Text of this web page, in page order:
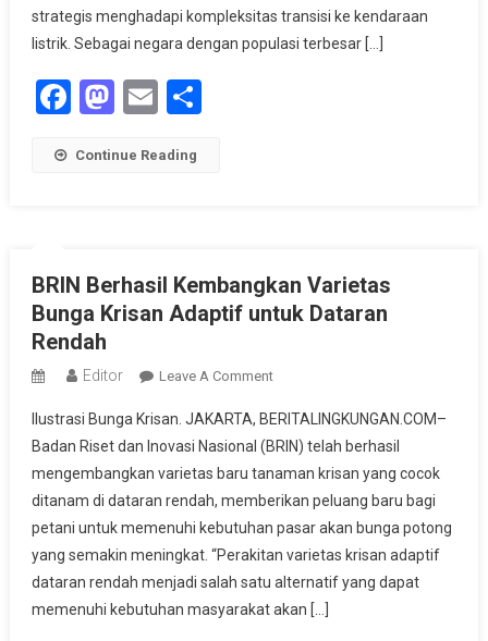
Di
Indonesia
strategis menghadapi kompleksitas transisi ke kendaraan
listrik. Sebagai negara dengan populasi terbesar […]
Facebook
Mastodon
EmailShare
Continue Reading
BRIN Berhasil Kembangkan Varietas
Bunga Krisan Adaptif untuk Dataran
Rendah
Editor Leave A CommentOn
Berhasil
Kembangkan
Varietas
Bunga
Krisan
Adaptif
Untuk
Dataran
Ilustrasi Bunga Krisan. JAKARTA, BERITALINGKUNGAN.COM–
Badan Riset dan Inovasi Nasional (BRIN) telah berhasil
mengembangkan varietas baru tanaman krisan yang cocok
ditanam di dataran rendah, memberikan peluang baru bagi
petani untuk memenuhi kebutuhan pasar akan bunga potong
yang semakin meningkat. “Perakitan varietas krisan adaptif
dataran rendah menjadi salah satu alternatif yang dapat
memenuhi kebutuhan masyarakat akan […]